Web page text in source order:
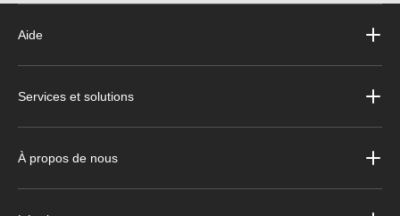
Aide
Services et solutions
À propos de nous